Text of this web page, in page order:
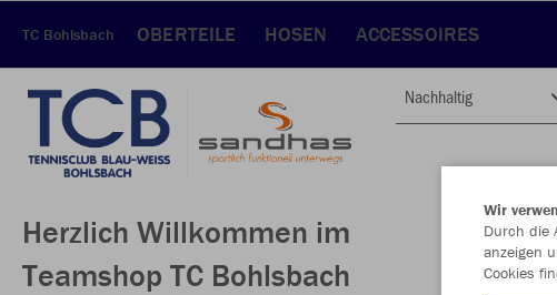
TC Bohlsbach OBERTEILE HOSEN ACCESSOIRES
Herzlich Willkommen im
Teamshop TC Bohlsbach
Nachhaltig
Wir
Durch die
anzeigen
Cookies